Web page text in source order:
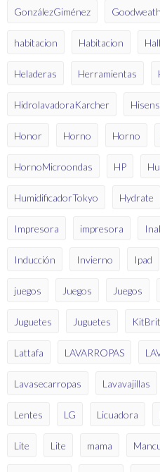
GonzálezGiménez
habitacion Habitacion
Heladeras Herramientas
HidrolavadoraKarcher
Honor Horno Horno
HornoMicroondas HP
HumidificadorTokyo Hydrate
Impresora impresora
Inducción Invierno Ipad
juegos Juegos Juegos
Juguetes Juguetes
Lattafa LAVARROPAS
Lavasecarropas Lavavajillas
Lentes LG Licuadora
Lite Lite mama